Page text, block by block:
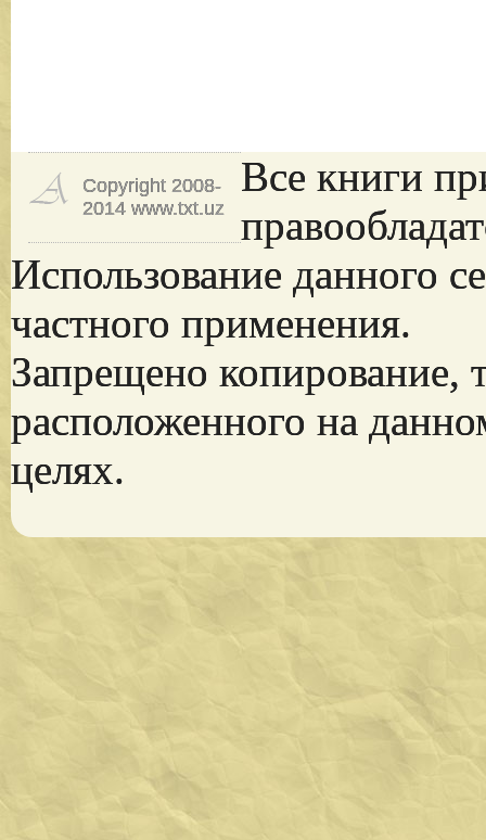
Copyright 2008-
2014 www.txt.uz
Все книги
Использование данного
частного применения.
Запрещено копирование,
расположенного на
целях.